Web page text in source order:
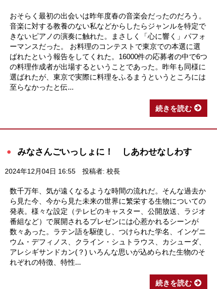
おそらく最初の出会いは昨年度春の音楽会だったのだろう。
音楽に対する教養のない私などからしたらジャンルを特定で
きないピアノの演奏に触れた。まさしく「心に響く」パフォ
ーマンスだった。 お料理のコンテストで東京での本選に選
ばれたという報告をしてくれた。16000件の応募者の中で6つ
の料理作成者が出場するということであった。昨年も同様に
選ばれたが、東京で実際に料理をふるまうというところには
至らなかったと伝...
続きを読む
みなさんごいっしょに！ しあわせなしわす
2024年12月04日 16:55 投稿者: 校長
数千万年、気が遠くなるような時間の流れだ。そんな過去か
ら見た今、今から見た未来の世界に繁栄する生物についての
発表。様々な設定（テレビのキャスター、公開放送、ラジオ
番組など）で展開されるプレゼンには心惹かれるシーンが
数々あった。ラテン語を駆使し、つけられた学名、インゲニ
ウム・デフィノス、クライン・シュトラウス、カシューダ、
アレシギサンドカン(？) いろんな思いが込められた生物のそ
れぞれの特徴、特性...
続きを読む